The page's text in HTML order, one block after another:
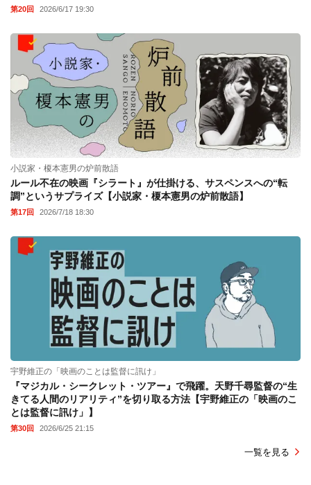
第20回 2026/6/17 19:30
小説家・榎本憲男の炉前散語
ルール不在の映画『シラート』が仕掛ける、サスペンスへの“転
調”というサプライズ【小説家・榎本憲男の炉前散語】
第17回 2026/7/18 18:30
宇野維正の「映画のことは監督に訊け」
『マジカル・シークレット・ツアー』で飛躍。天野千尋監督の“生
きてる人間のリアリティ”を切り取る方法【宇野維正の「映画のこ
とは監督に訊け」】
第30回 2026/6/25 21:15
一覧を見る